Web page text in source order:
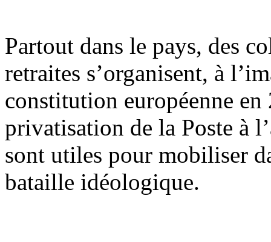
Partout dans le pays, des
retraites s’organisent, à
constitution européenne
privatisation de la Poste à
sont utiles pour mobiliser
bataille idéologique.